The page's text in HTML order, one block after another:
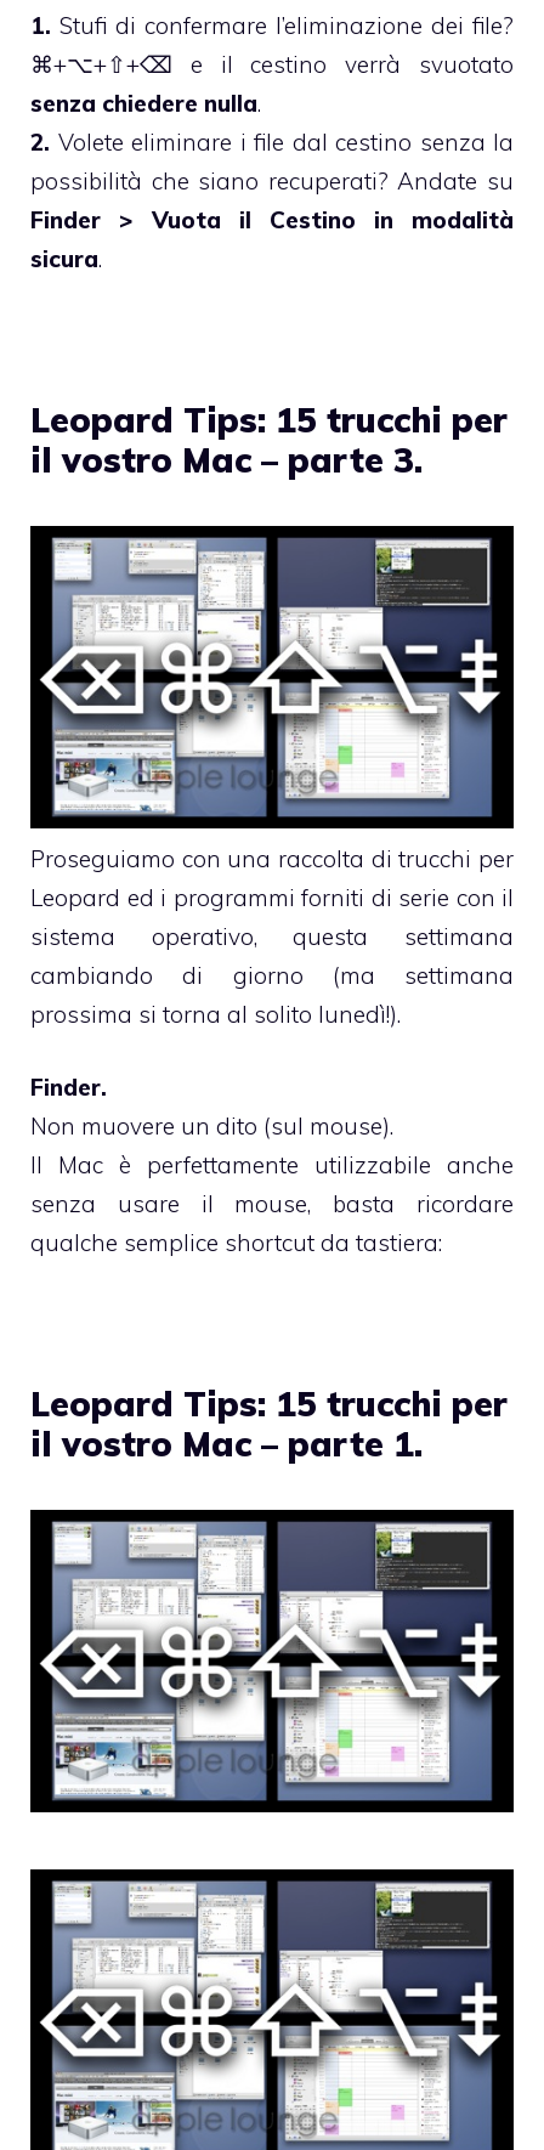
1. Stufi di confermare l’eliminazione dei file?
⌘+⌥+⇧+⌫ e il cestino verrà svuotato
senza chiedere nulla.
2. Volete eliminare i file dal cestino senza la
possibilità che siano recuperati? Andate su
Finder > Vuota il Cestino in modalità
sicura.
Leopard Tips: 15 trucchi per
il vostro Mac – parte 3.
Proseguiamo con una raccolta di trucchi per
Leopard ed i programmi forniti di serie con il
sistema operativo, questa settimana
cambiando di giorno (ma settimana
prossima si torna al solito lunedì!).
Finder.
Non muovere un dito (sul mouse).
Il Mac è perfettamente utilizzabile anche
senza usare il mouse, basta ricordare
qualche semplice shortcut da tastiera:
Leopard Tips: 15 trucchi per
il vostro Mac – parte 1.